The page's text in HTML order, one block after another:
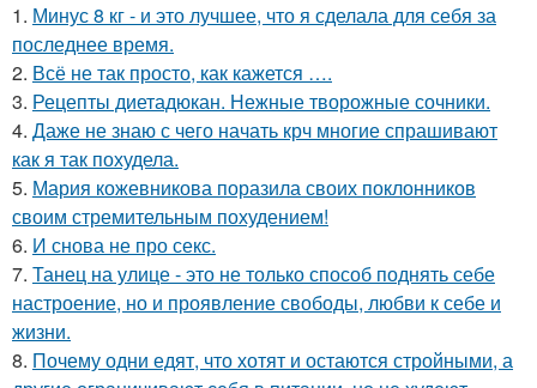
1. Минус 8 кг - и это лучшее, что я сделала для себя за
последнее время.
2. Всё не так просто, как кажется ….
3. Рецепты диетадюкан. Нежные творожные сочники.
4. Даже не знаю с чего начать крч многие спрашивают
как я так похудела.
5. Мария кожевникова поразила своих поклонников
своим стремительным похудением!
6. И снова не про секс.
7. Танец на улице - это не только способ поднять себе
настроение, но и проявление свободы, любви к себе и
жизни.
8. Почему одни едят, что хотят и остаются стройными, а